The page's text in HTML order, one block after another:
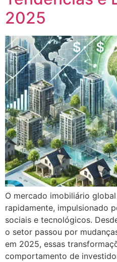
2025
O mercado imobiliário
rapidamente, impulsionado
sociais e tecnológicos.
o setor passou por
em 2025, essas
comportamento de